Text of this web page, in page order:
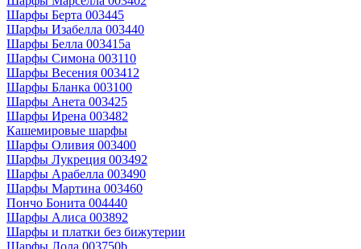
Шарфы Берта 003445
Шарфы Изабелла 003440
Шарфы Белла 003415a
Шарфы Симона 003110
Шарфы Весения 003412
Шарфы Бланка 003100
Шарфы Анета 003425
Шарфы Ирена 003482
Кашемировые шарфы
Шарфы Оливия 003400
Шарфы Лукреция 003492
Шарфы Арабелла 003490
Шарфы Мартина 003460
Пончо Бонита 004440
Шарфы Алиса 003892
Шарфы и платки без бижутерии
Шарфы Лола 003750b